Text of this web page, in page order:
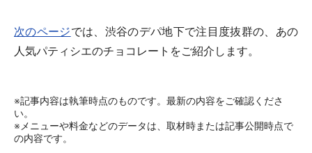
次のページでは、渋谷のデパ地下で注目度抜群の、あの
人気パティシエのチョコレートをご紹介します。
※記事内容は執筆時点のものです。最新の内容をご確認くださ
い。
※メニューや料金などのデータは、取材時または記事公開時点で
の内容です。